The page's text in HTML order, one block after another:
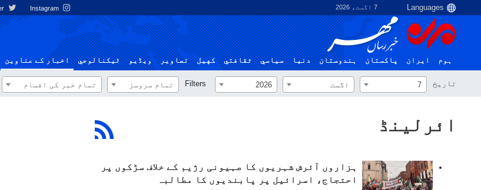
7 اگست، 2026 Instagram
ہوم ایران پاکستان ہندوستان دنیا سياسي ثقافتي کهيل تصاوير ویڈیو ٹيكنالوجي اخبار کے عناوین
تاریخ 7 اگست 2026
Filters تمام سروسز تمام خبر کی اقسام
ائرلینڈ
ہزاروں آئرش شہریوں کا صہیونی رژیم کے خلاف سڑکوں پر
احتجاج، اسرائیل پر پابندیوں کا مطالبہ